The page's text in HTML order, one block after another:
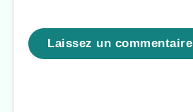
Laissez un commentaire